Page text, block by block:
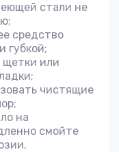
стали не
средство
губкой;
щетки или
чистящие
на
смойте